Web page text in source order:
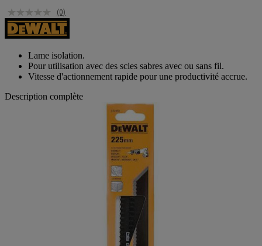
(0)
Lame isolation.
Pour utilisation avec des scies sabres avec ou sans fil.
Vitesse d'actionnement rapide pour une productivité accrue.
Description complète